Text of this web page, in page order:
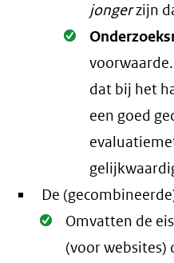
jongerzijn
Oké.
voorwaarde
dat bij het
een goed
De
Oké.
Omvatten de
(voor websites)